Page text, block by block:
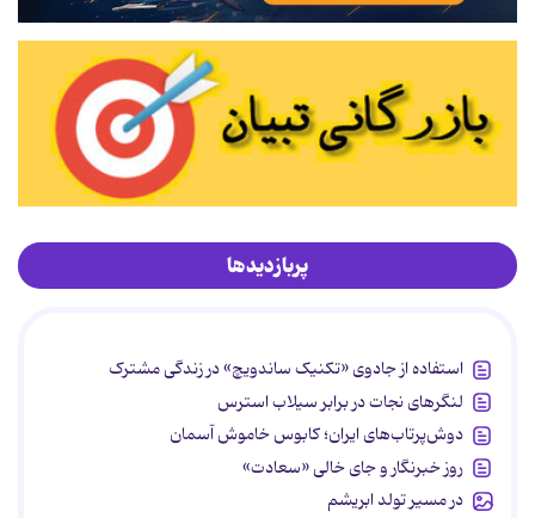
پربازدیدها
استفاده از جادوی «تکنیک ساندویچ» در زندگی مشترک
لنگرهای نجات در برابر سیلاب استرس
دوش‌پرتاب‌های ایران؛ کابوس خاموش آسمان
روز خبرنگار و جای خالی «سعادت»
در مسیر تولد ابریشم